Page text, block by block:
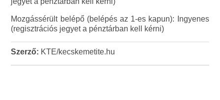
Mozgássérült belépő (belépés az 1-es kapun): Ingyenes
(regisztrációs jegyet a pénztárban kell kérni)
Szerző: KTE/kecskemetite.hu